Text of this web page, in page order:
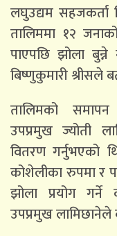
लघुउद्यम सहजकर्ता
तालिममा १२
पाएपछि झोला
बिष्णुकुमारी श्रीसले
तालिमको समापन
उपप्रमुख ज्योती
वितरण गर्नुभएको
कोशेलीका रुपमा र
झोला प्रयोग
उपप्रमुख लामिछानेले